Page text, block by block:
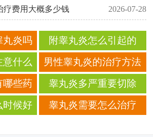
疗费用大概多少钱 2026-07-28
丸炎吗 附睾丸炎怎么引起的
什么 男性睾丸炎的治疗方法
哪些药 睾丸炎多严重要切除
时候好 睾丸炎需要怎么治疗